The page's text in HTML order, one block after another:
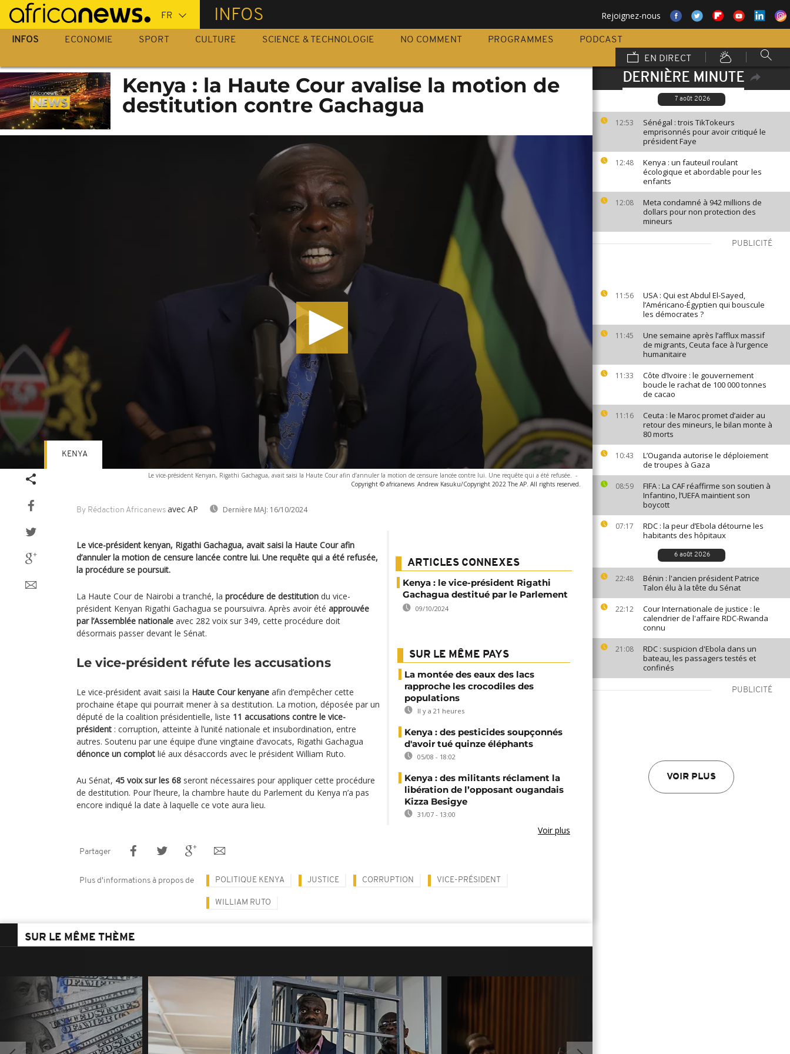
Passer
au
contenu
INFOS Rejoignez-nous
INFOS ECONOMIE SPORT CULTURE SCIENCE & TECHNOLOGIE NO COMMENT PROGRAMMES
PODCAST
EN DIRECT
DERNIÈRE MINUTE
7 août 2026
12:53
Sénégal : trois TikTokeurs
emprisonnés pour avoir critiqué le
président Faye
12:48
Kenya : un fauteuil roulant
écologique et abordable pour les
enfants
12:08
Meta condamné à 942 millions de
dollars pour non protection des
mineurs
PUBLICITÉ
11:56
USA : Qui est Abdul El-Sayed,
l’Américano-Égyptien qui bouscule
les démocrates ?
11:45
Une semaine après l’afflux massif
de migrants, Ceuta face à l’urgence
humanitaire
11:33
Côte d’Ivoire : le gouvernement
boucle le rachat de 100 000 tonnes
de cacao
11:16
Ceuta : le Maroc promet d’aider au
retour des mineurs, le bilan monte à
80 morts
10:43
L’Ouganda autorise le déploiement
de troupes à Gaza
08:59
FIFA : La CAF réaffirme son soutien à
Infantino, l’UEFA maintient son
boycott
07:17
RDC : la peur d’Ebola détourne les
habitants des hôpitaux
6 août 2026
22:48
Bénin : l'ancien président Patrice
Talon élu à la tête du Sénat
22:12
Cour Internationale de justice : le
calendrier de l'affaire RDC-Rwanda
connu
21:08
RDC : suspicion d'Ebola dans un
bateau, les passagers testés et
confinés
PUBLICITÉ
VOIR PLUS
Kenya : la Haute Cour avalise la motion de
destitution contre Gachagua
Le vice-président Kenyan, Rigathi Gachagua, avait saisi la Haute Cour afin d’annuler la motion de censure lancée contre lui. Une requête qui a été refusée. -
Copyright © africanews Andrew Kasuku/Copyright 2022 The AP. All rights reserved.
By Rédaction Africanews avec AP Dernière MAJ: 16/10/2024
KENYA
Le vice-président kenyan, Rigathi Gachagua, avait saisi la Haute Cour afin
d’annuler la motion de censure lancée contre lui. Une requête qui a été refusée,
la procédure se poursuit.
La Haute Cour de Nairobi a tranché, la procédure de destitution du vice-
président Kenyan Rigathi Gachagua se poursuivra. Après avoir été approuvée
par l’Assemblée nationale avec 282 voix sur 349, cette procédure doit
désormais passer devant le Sénat.
Le vice-président réfute les accusations
Le vice-président avait saisi la Haute Cour kenyane afin d’empêcher cette
prochaine étape qui pourrait mener à sa destitution. La motion, déposée par un
député de la coalition présidentielle, liste 11 accusations contre le vice-
président : corruption, atteinte à l’unité nationale et insubordination, entre
autres. Soutenu par une équipe d’une vingtaine d’avocats, Rigathi Gachagua
dénonce un complot lié aux désaccords avec le président William Ruto.
Au Sénat, 45 voix sur les 68 seront nécessaires pour appliquer cette procédure
de destitution. Pour l’heure, la chambre haute du Parlement du Kenya n’a pas
encore indiqué la date à laquelle ce vote aura lieu.
ARTICLES CONNEXES
Kenya : le vice-président Rigathi
Gachagua destitué par le Parlement
09/10/2024
SUR LE MÊME PAYS
La montée des eaux des lacs
rapproche les crocodiles des
populations
Il y a 21 heures
Kenya : des pesticides soupçonnés
d'avoir tué quinze éléphants
05/08 - 18:02
Kenya : des militants réclament la
libération de l’opposant ougandais
Kizza Besigye
31/07 - 13:00
Voir plus
Partager
Plus d'informations à propos de POLITIQUE KENYA JUSTICE CORRUPTION VICE-PRÉSIDENT
WILLIAM RUTO
SUR LE MÊME THÈME